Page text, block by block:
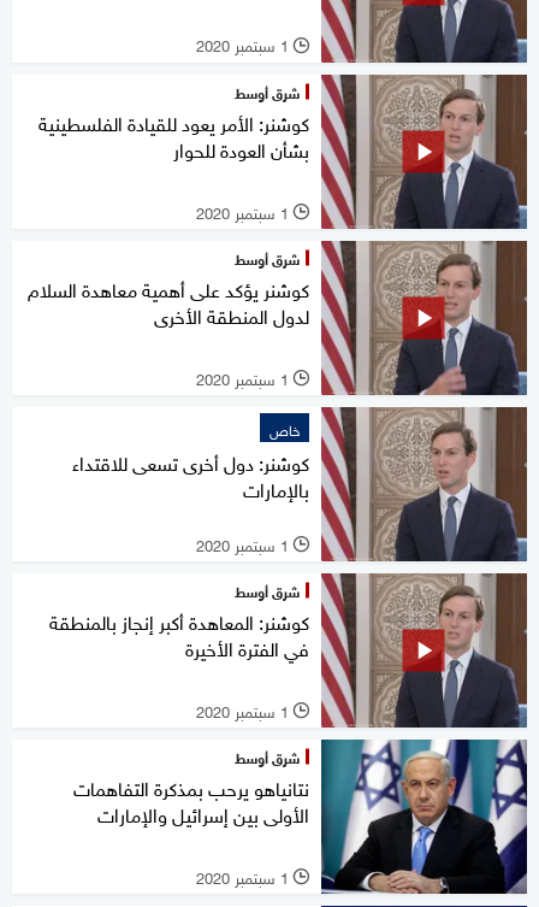
l 1 سبتمبر 2020
شرق أوسط
كوشنر: الأمر يعود للقيادة الفلسطينية
بشأن العودة للحوار
l 1 سبتمبر 2020
شرق أوسط
كوشنر يؤكد على أهمية معاهدة السلام
لدول المنطقة الأخرى
l 1 سبتمبر 2020
خاص
كوشنر: دول أخرى تسعى للاقتداء
بالإمارات
l 1 سبتمبر 2020
شرق أوسط
كوشنر: المعاهدة أكبر إنجاز بالمنطقة
في الفترة الأخيرة
l 1 سبتمبر 2020
شرق أوسط
نتانياهو يرحب بمذكرة التفاهمات
الأولى بين إسرائيل والإمارات
l 1 سبتمبر 2020